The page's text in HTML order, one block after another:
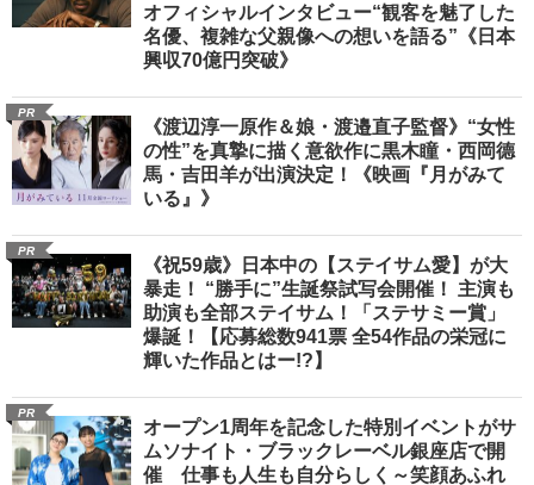
オフィシャルインタビュー“観客を魅了した
名優、複雑な父親像への想いを語る”《日本
興収70億円突破》
PR
《渡辺淳一原作＆娘・渡邉直子監督》“女性
の性”を真摯に描く意欲作に黒木瞳・西岡德
馬・吉田羊が出演決定！《映画『月がみて
いる』》
PR
《祝59歳》日本中の【ステイサム愛】が大
暴走！ “勝手に”生誕祭試写会開催！ 主演も
助演も全部ステイサム！「ステサミー賞」
爆誕！【応募総数941票 全54作品の栄冠に
輝いた作品とはー!?】
PR
オープン1周年を記念した特別イベントがサ
ムソナイト・ブラックレーベル銀座店で開
催 仕事も人生も自分らしく～笑顔あふれ